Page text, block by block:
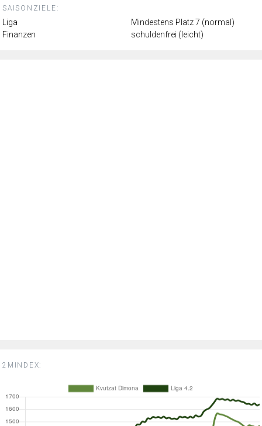
SAISONZIELE:
Liga
Mindestens Platz 7 (normal)
Finanzen
schuldenfrei (leicht)
2MINDEX: